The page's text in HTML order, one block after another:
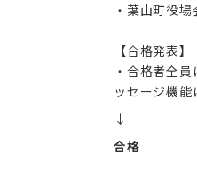
・葉山町役
【合格発表】
・合格者全
ッセージ機能
↓
合格